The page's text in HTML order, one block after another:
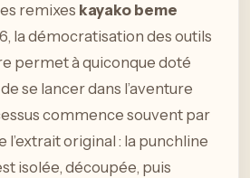
remixes kayako beme
la démocratisation des outils
permet à quiconque doté
se lancer dans l’aventure
commence souvent par
l’extrait original : la punchline
isolée, découpée, puis